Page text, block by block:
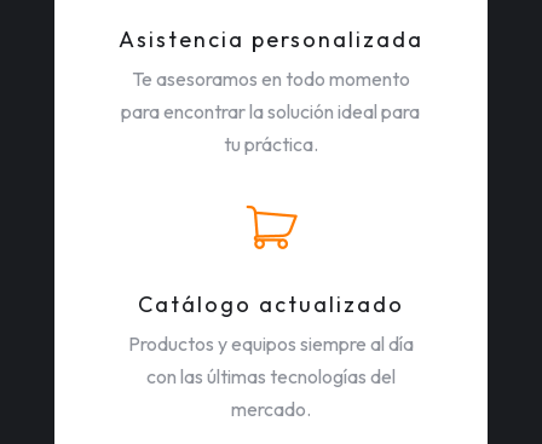
Asistencia personalizada
Te asesoramos en todo momento
para encontrar la solución ideal para
tu práctica.
Catálogo actualizado
Productos y equipos siempre al día
con las últimas tecnologías del
mercado.